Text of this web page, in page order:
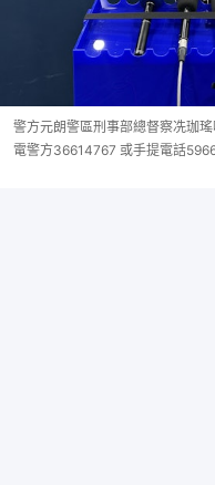
警方元朗警區刑事部總督察冼珈
電警方36614767 或手提電話